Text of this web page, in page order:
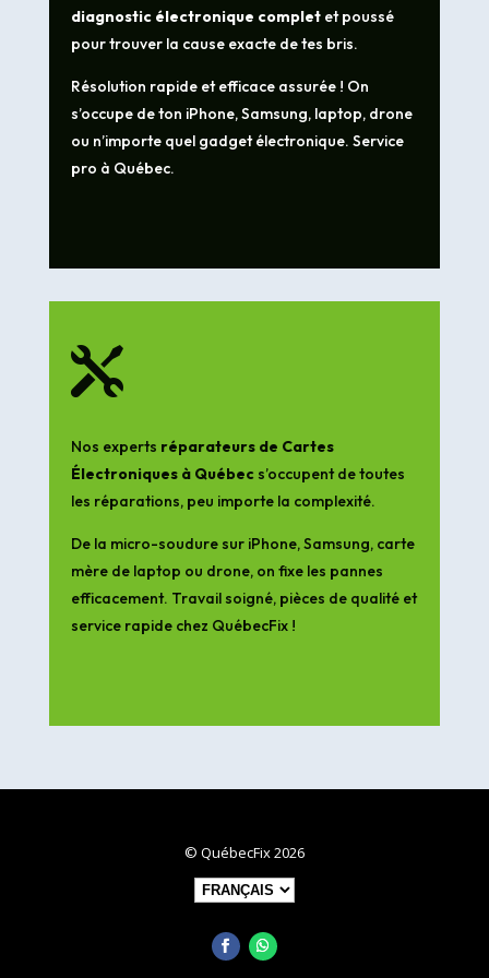
diagnostic électronique completet poussé
pour trouver la cause exacte de tes bris.
Résolution rapide et efficace assurée ! On
s’occupe de ton iPhone, Samsung, laptop, drone
ou n’importe quel gadget électronique. Service
pro à Québec.

Nos experts réparateurs de Cartes
Électroniques à Québecs’occupent de toutes
les réparations, peu importe la complexité.
De la micro-soudure sur iPhone, Samsung, carte
mère de laptop ou drone, on fixe les pannes
efficacement. Travail soigné, pièces de qualité et
service rapide chez QuébecFix !
© QuébecFix 2026